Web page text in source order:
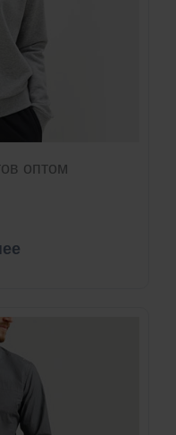
оптом